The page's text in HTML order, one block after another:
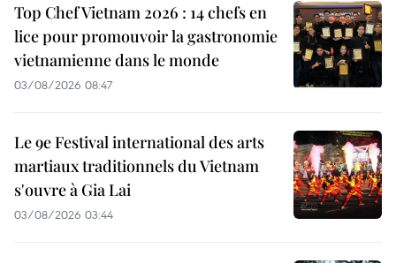
Top Chef Vietnam 2026 : 14 chefs en
lice pour promouvoir la gastronomie
vietnamienne dans le monde
03/08/2026 08:47
Le 9e Festival international des arts
martiaux traditionnels du Vietnam
s'ouvre à Gia Lai
03/08/2026 03:44